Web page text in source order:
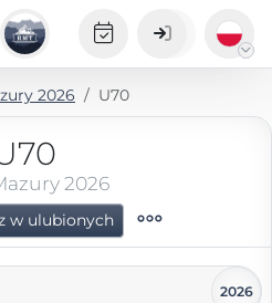
2026 U70
2026
w ulubionych
2026